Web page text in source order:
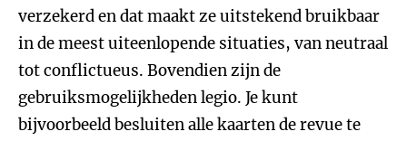
verzekerd en dat maakt ze uitstekend bruikbaar
in de meest uiteenlopende situaties, van neutraal
tot conflictueus. Bovendien zijn de
gebruiksmogelijkheden legio. Je kunt
bijvoorbeeld besluiten alle kaarten de revue te